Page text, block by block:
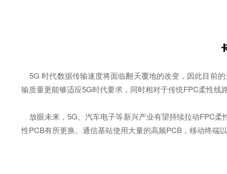
5G 时代数据传输速度将面临翻天覆地的改变，因此目前
输质量更能够适应5G时代要求，同时相对于传统FPC柔性
放眼未来，5G、汽车电子等新兴产业有望持续拉动FPC柔
性PCB有所更换。通信基站使用大量的高频PCB，移动终端